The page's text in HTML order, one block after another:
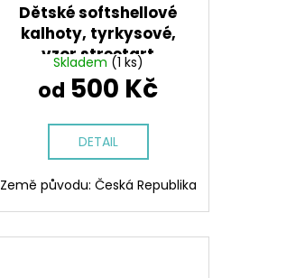
Dětské softshellové
kalhoty, tyrkysové,
vzor streetart
Skladem (1 ks)
od 500 Kč
DETAIL
Země původu: Česká Republika